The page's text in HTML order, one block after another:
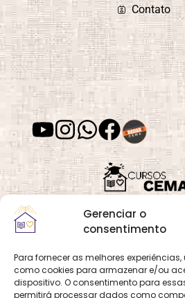
Gerenciar o
consentimento
Para fornecer as melhores
como cookies para armazenar e/ou
dispositivo. O consentimento para
permitirá processar dados como
Contato
Quadra 02, Lote 16,
Vila Vicentina,
O